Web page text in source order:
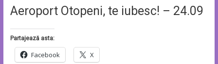
Aeroport Otopeni, te iubesc! – 24.09
Partajează asta:
Facebook X